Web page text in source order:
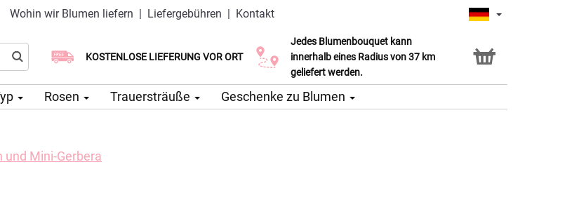
Wohin wir Blumen liefern | Liefergebühren | Kontakt
KOSTENLOSE LIEFERUNG VOR ORT
Lieferung am selben Tag möglich
Wählen Sie Ihr Lieferdatum
Jedes Blumenbouquet kann
innerhalb eines Radius von 37 km
geliefert werden.
Click & Collect Service
Rosen Trauersträuße Geschenke zu Blumen
Mini-Gerbera